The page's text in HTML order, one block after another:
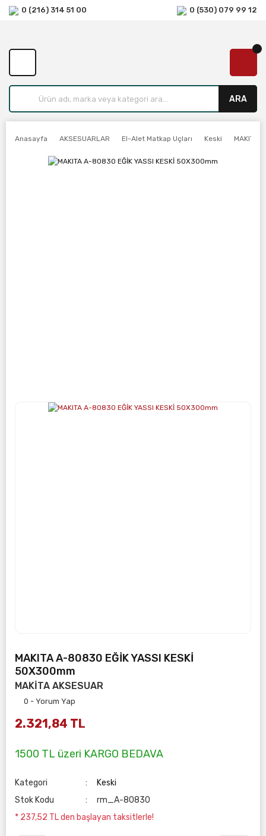
0 (216) 314 51 00 0 (530) 079 99 12
ARA
Anasayfa AKSESUARLAR El-Alet Matkap Uçları Keski MAKITA
MAKITA A-80830 EĞİK YASSI KESKİ
50X300mm
MAKİTA AKSESUAR
0 - Yorum Yap
2.321,84 TL
1500 TL üzeri KARGO BEDAVA
Kategori
Keski
Stok Kodu
rm_A-80830
* 237,52 TL den başlayan taksitlerle!